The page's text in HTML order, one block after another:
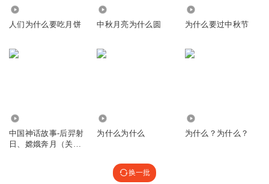
人们为什么要吃月饼 中秋月亮为什么圆 为什么要过中秋节
中国神话故事-后羿射
日、嫦娥奔月（关于
为什么为什么 为什么？为什么？
换一批